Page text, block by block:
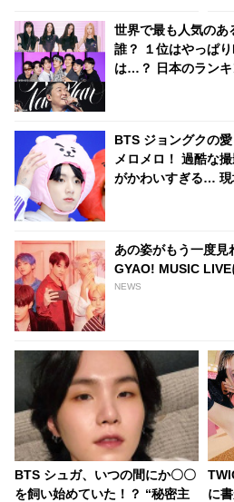
ぜ？
題に
世界で最も人気のあ
誰？ １位はやっぱ
は…？ 日本のラン
BTS ジョングクの
メロメロ！ 過酷な
がかわいすぎる… 現
あの姿がもう一度
GYAO! MUSIC
NEWS
BTS シュガ、いつの間にか〇〇
を飼い始めていた！？ “秘密主
に